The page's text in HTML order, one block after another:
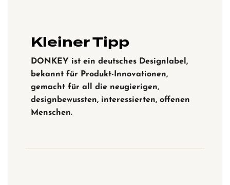
Kleiner Tipp
DONKEY ist ein deutsches Designlabel,
bekannt für Produkt-Innovationen,
gemacht für all die neugierigen,
designbewussten, interessierten, offenen
Menschen.